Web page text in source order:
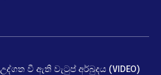
වී ඇති වැටුප් අර්බුදය (VIDEO)